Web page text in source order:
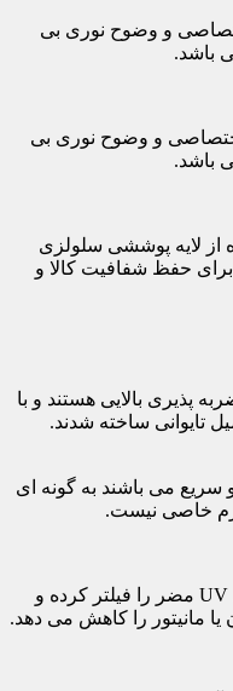
و وضوح نوری بی
باشد.
و وضوح نوری بی
باشد.
از لایه پوششی سلولزی
حفظ شفافیت کالا و
پذیری بالایی هستند و با
می باشند به گونه ای
خاصی نیست.
محاظ صفحه نمایش ولتن اشعه ماورای UV مضر را فیلتر کرده و
مانیتور را کاهش می دهد.